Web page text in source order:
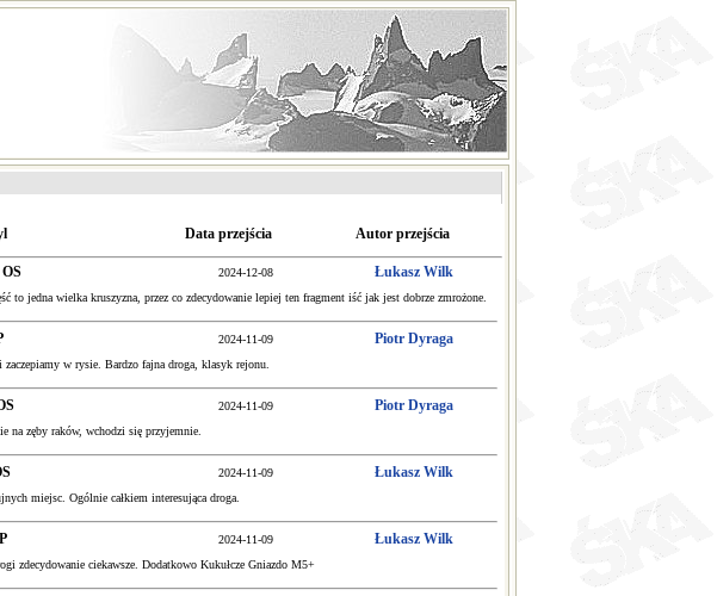
Data przejścia Autor przejścia
OS 2024-12-08 Łukasz Wilk
to jedna wielka kruszyzna, przez co zdecydowanie lepiej ten fragment iść jak jest dobrze zmrożone.
2024-11-09 Piotr Dyraga
w rysie. Bardzo fajna droga, klasyk rejonu.
2024-11-09 Piotr Dyraga
na zęby raków, wchodzi się przyjemnie.
2024-11-09 Łukasz Wilk
miejsc. Ogólnie całkiem interesująca droga.
2024-11-09 Łukasz Wilk
zdecydowanie ciekawsze. Dodatkowo Kukułcze Gniazdo M5+